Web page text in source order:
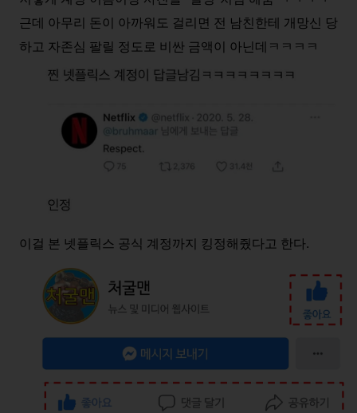
근데 아무리 돈이 아까워도 걸리면 전 남친한테 개망신 당
하고 자존심 팔릴 정도로 비싼 금액이 아닌데ㅋㅋㅋㅋ
이걸 본 넷플릭스 공식 계정까지 킹정해줬다고 한다.